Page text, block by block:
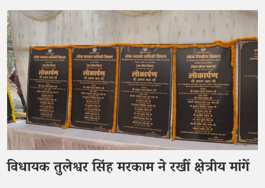
विधायक तुलेश्वर सिंह मरकाम ने रखीं क्षेत्रीय मांगें